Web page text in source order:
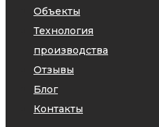
Объекты
Технология
производства
Отзывы
Блог
Контакты